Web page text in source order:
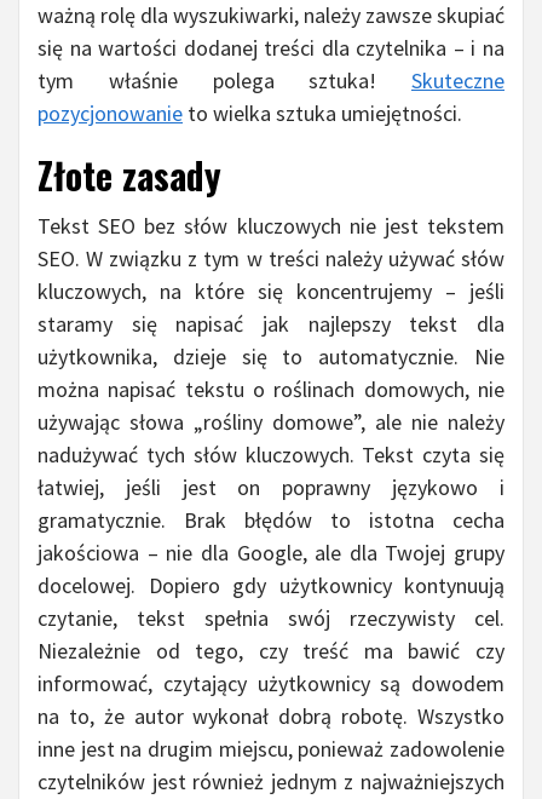
ważną rolę dla wyszukiwarki, należy zawsze skupiać
się na wartości dodanej treści dla czytelnika – i na
tym właśnie polega sztuka! Skuteczne
pozycjonowanie to wielka sztuka umiejętności.
Złote zasady
Tekst SEO bez słów kluczowych nie jest tekstem
SEO. W związku z tym w treści należy używać słów
kluczowych, na które się koncentrujemy – jeśli
staramy się napisać jak najlepszy tekst dla
użytkownika, dzieje się to automatycznie. Nie
można napisać tekstu o roślinach domowych, nie
używając słowa „rośliny domowe”, ale nie należy
nadużywać tych słów kluczowych. Tekst czyta się
łatwiej, jeśli jest on poprawny językowo i
gramatycznie. Brak błędów to istotna cecha
jakościowa – nie dla Google, ale dla Twojej grupy
docelowej. Dopiero gdy użytkownicy kontynuują
czytanie, tekst spełnia swój rzeczywisty cel.
Niezależnie od tego, czy treść ma bawić czy
informować, czytający użytkownicy są dowodem
na to, że autor wykonał dobrą robotę. Wszystko
inne jest na drugim miejscu, ponieważ zadowolenie
czytelników jest również jednym z najważniejszych